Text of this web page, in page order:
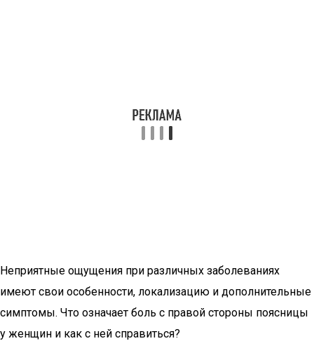
Неприятные ощущения при различных заболеваниях
имеют свои особенности, локализацию и дополнительные
симптомы. Что означает боль с правой стороны поясницы
у женщин и как с ней справиться?